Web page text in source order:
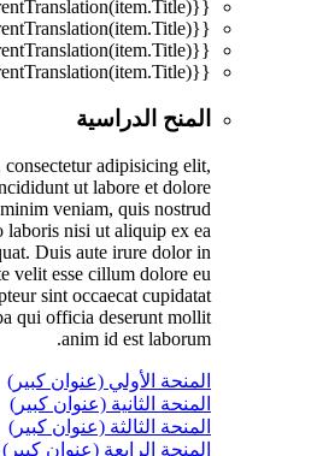
{{mmc.getCurrentTranslation(item.Title)}}
{{mmc.getCurrentTranslation(item.Title)}}
{{mmc.getCurrentTranslation(item.Title)}}
{{mmc.getCurrentTranslation(item.Title)}}
المنح الدراسية
adipisicing elit,
ut labore et dolore
veniam, quis nostrud
laboris nisi ut aliquip ex ea
Duis aute irure dolor in
velit esse cillum dolore eu
sint occaecat cupidatat
qui officia deserunt mollit
anim id est laborum.
المنحة الأولي (عنوان كبير)
المنحة الثانية (عنوان كبير)
المنحة الثالثة (عنوان كبير)
المنحة الرابعة (عنوان كبير)